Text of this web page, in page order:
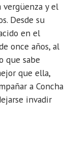
vergüenza y el
Desde su
en el
once años, al
que sabe
que ella,
a Concha
invadir